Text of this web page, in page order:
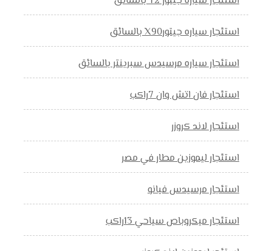
استئجار سياره جيتورX90 بالسائق
استئجار سياره مرسيدس سبرينتر بالسائق
استئجار فان اتش وان 7راكب
استئجار لاند كروزر
استئجار ليموزين مطار في مصر
استئجار مرسيدس فيانو
استئجار ميكروباص سياحي 13راكب